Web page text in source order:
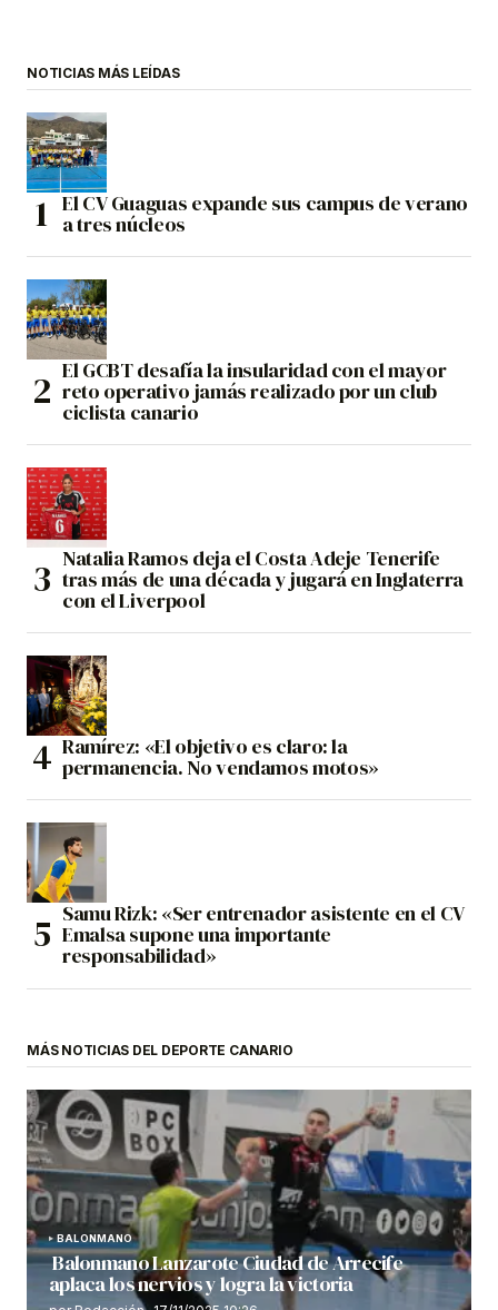
NOTICIAS MÁS LEÍDAS
El CV Guaguas expande sus campus de verano
a tres núcleos
El GCBT desafía la insularidad con el mayor
reto operativo jamás realizado por un club
ciclista canario
Natalia Ramos deja el Costa Adeje Tenerife
tras más de una década y jugará en Inglaterra
con el Liverpool
Ramírez: «El objetivo es claro: la
permanencia. No vendamos motos»
Samu Rizk: «Ser entrenador asistente en el CV
Emalsa supone una importante
responsabilidad»
MÁS NOTICIAS DEL DEPORTE CANARIO
BALONMANO
Balonmano Lanzarote Ciudad de Arrecife
aplaca los nervios y logra la victoria